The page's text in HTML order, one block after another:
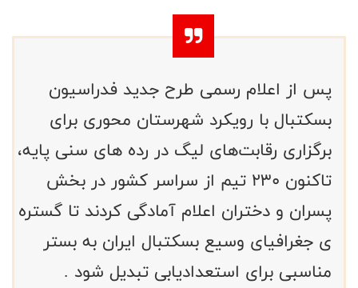
پس از اعلام رسمی طرح جدید فدراسیون
بسکتبال با رویکرد شهرستان محوری برای
برگزاری رقابت‌های لیگ در رده های سنی پایه،
تاکنون ۲۳۰ تیم از سراسر کشور در بخش
پسران و دختران اعلام آمادگی کردند تا گستره
ی جغرافیای وسیع بسکتبال ایران به بستر
مناسبی برای استعدادیابی تبدیل شود .